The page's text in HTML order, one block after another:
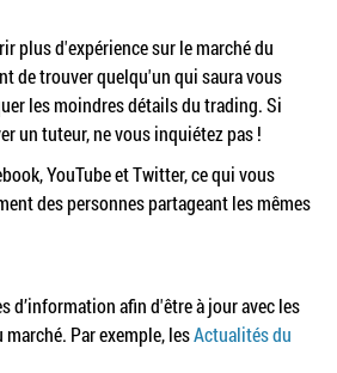
plus d'expérience sur le marché du
de trouver quelqu'un qui saura vous
les moindres détails du trading. Si
un tuteur, ne vous inquiétez pas !
YouTube et Twitter, ce qui vous
des personnes partageant les mêmes
d’information afin d'être à jour avec les
Par exemple, lesActualités du